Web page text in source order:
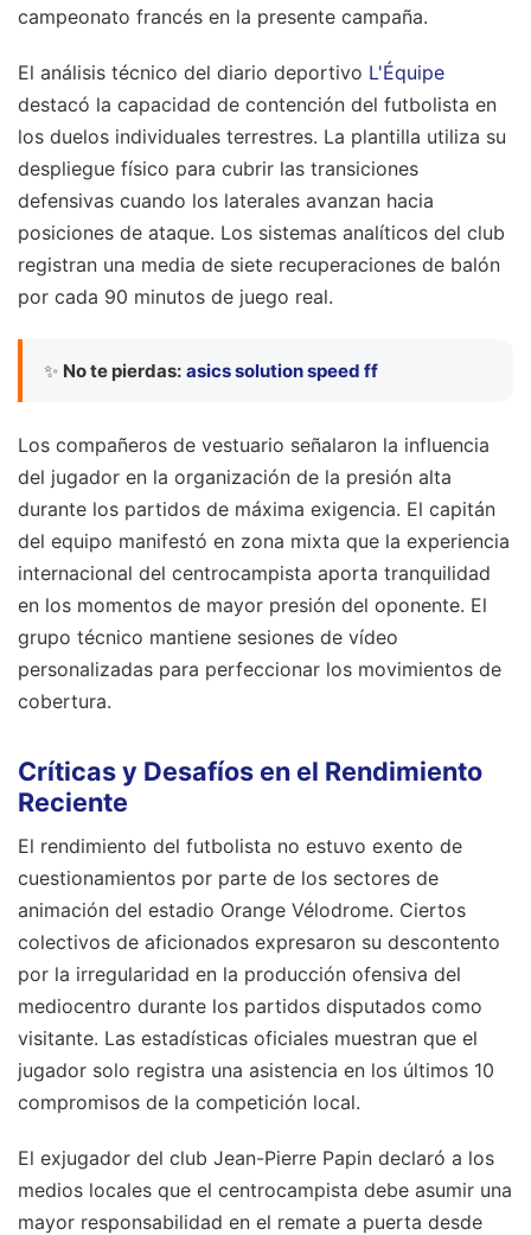
campeonato francés en la presente campaña.
El análisis técnico del diario deportivo L'Équipe
destacó la capacidad de contención del futbolista en
los duelos individuales terrestres. La plantilla utiliza su
despliegue físico para cubrir las transiciones
defensivas cuando los laterales avanzan hacia
posiciones de ataque. Los sistemas analíticos del club
registran una media de siete recuperaciones de balón
por cada 90 minutos de juego real.
✨ No te pierdas: asics solution speed ff
Los compañeros de vestuario señalaron la influencia
del jugador en la organización de la presión alta
durante los partidos de máxima exigencia. El capitán
del equipo manifestó en zona mixta que la experiencia
internacional del centrocampista aporta tranquilidad
en los momentos de mayor presión del oponente. El
grupo técnico mantiene sesiones de vídeo
personalizadas para perfeccionar los movimientos de
cobertura.
Críticas y Desafíos en el Rendimiento
Reciente
El rendimiento del futbolista no estuvo exento de
cuestionamientos por parte de los sectores de
animación del estadio Orange Vélodrome. Ciertos
colectivos de aficionados expresaron su descontento
por la irregularidad en la producción ofensiva del
mediocentro durante los partidos disputados como
visitante. Las estadísticas oficiales muestran que el
jugador solo registra una asistencia en los últimos 10
compromisos de la competición local.
El exjugador del club Jean-Pierre Papin declaró a los
medios locales que el centrocampista debe asumir una
mayor responsabilidad en el remate a puerta desde